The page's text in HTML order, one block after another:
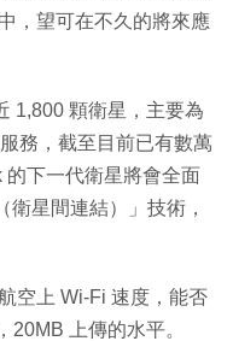
，望可在不久的將來應
1,800 顆衛星，主要為
務，截至目前已有數萬
下一代衛星將會全面
星間連結）」技術，
空上 Wi-Fi 速度，能否
上傳的水平。